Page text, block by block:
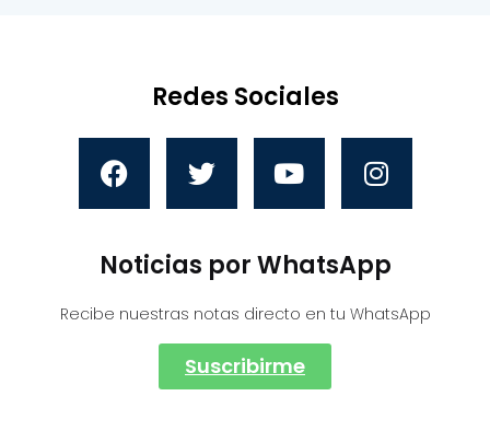
Redes Sociales
Noticias por WhatsApp
Recibe nuestras notas directo en tu WhatsApp
Suscribirme